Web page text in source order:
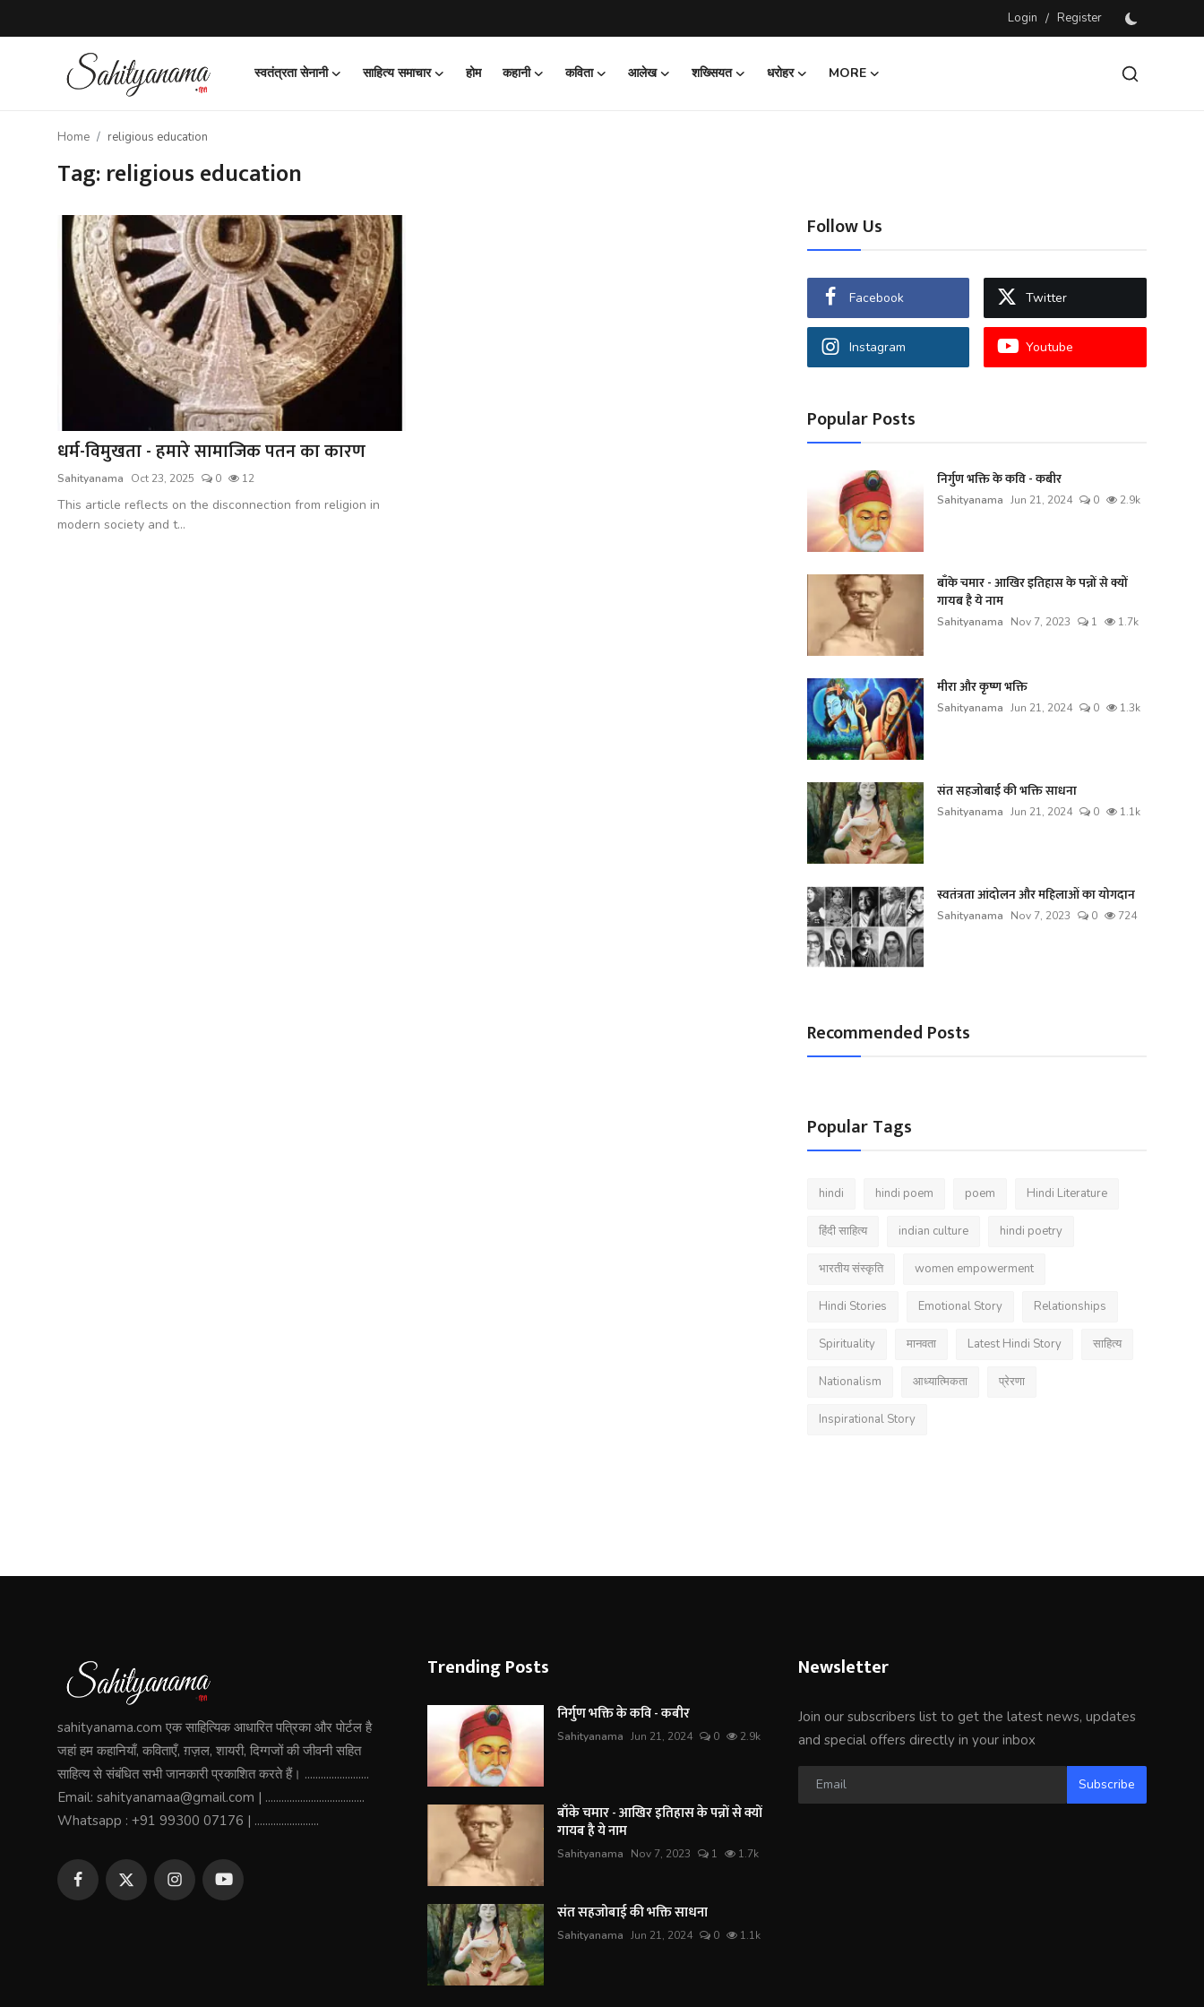
Login / Register
स्वतंत्रता सेनानी साहित्य समाचार होम कहानी कविता आलेख शख्सियत धरोहर
MORE
Register
यात्रावृत्तांत
Home religious education
Tag: religious education
धर्म-विमुखता - हमारे सामाजिक पतन का कारण
Sahityanama Oct 23, 2025 0 12
This article reflects on the disconnection from religion in
modern society and t...
Follow Us
Facebook Twitter
Instagram Youtube
Popular Posts
निर्गुण भक्ति के कवि - कबीर
Sahityanama Jun 21, 2024 0 2.9k
बाँके चमार - आखिर इतिहास के पन्नों से क्यों
गायब है ये नाम
Sahityanama Nov 7, 2023 1 1.7k
मीरा और कृष्ण भक्ति
Sahityanama Jun 21, 2024 0 1.3k
संत सहजोबाई की भक्ति साधना
Sahityanama Jun 21, 2024 0 1.1k
स्वतंत्रता आंदोलन और महिलाओं का योगदान
Sahityanama Nov 7, 2023 0 724
Recommended Posts
Popular Tags
hindi hindi poem poem Hindi Literature
हिंदी साहित्य indian culture hindi poetry
भारतीय संस्कृति women empowerment
Hindi Stories Emotional Story Relationships
Spirituality मानवता Latest Hindi Story साहित्य
Nationalism आध्यात्मिकता प्रेरणा
Inspirational Story
sahityanama.com एक साहित्यिक आधारित पत्रिका और पोर्टल है
जहां हम कहानियाँ, कविताएँ, ग़ज़ल, शायरी, दिग्गजों की जीवनी सहित
साहित्य से संबंधित सभी जानकारी प्रकाशित करते हैं। ........................
Email: sahityanamaa@gmail.com | .....................................
Whatsapp : +91 99300 07176 | ........................
Trending Posts
निर्गुण भक्ति के कवि - कबीर
Sahityanama Jun 21, 2024 0 2.9k
बाँके चमार - आखिर इतिहास के पन्नों से क्यों
गायब है ये नाम
Sahityanama Nov 7, 2023 1 1.7k
संत सहजोबाई की भक्ति साधना
Sahityanama Jun 21, 2024 0 1.1k
Newsletter
Join our subscribers list to get the latest news, updates
and special offers directly in your inbox
Subscribe